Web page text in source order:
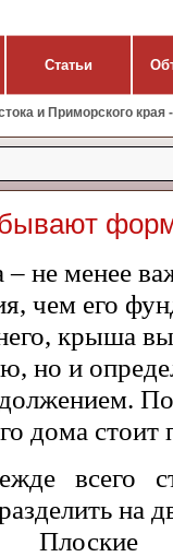
Статьи
и Приморского края
не менее
чем его
крыша
но и
дома стоит
всего
на
Плоские